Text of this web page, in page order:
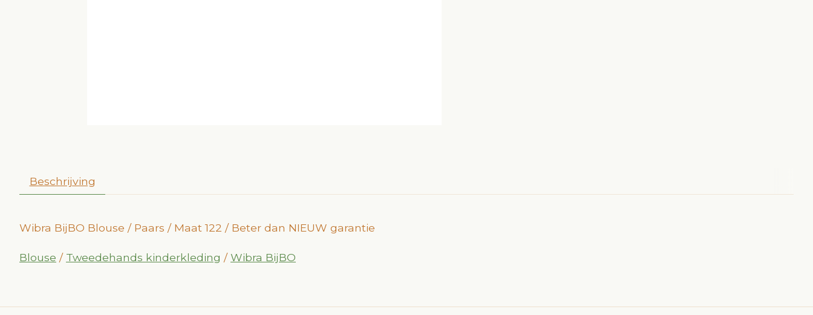
Beschrijving
Wibra BijBO Blouse / Paars / Maat 122 / Beter dan NIEUW garantie
Blouse / Tweedehands kinderkleding /Wibra BijBO